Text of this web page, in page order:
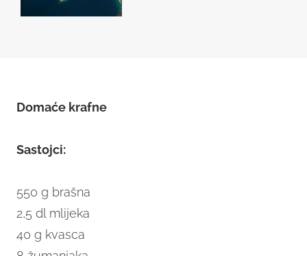
Domaće krafne
Sastojci:
550 g brašna
2,5 dl mlijeka
40 g kvasca